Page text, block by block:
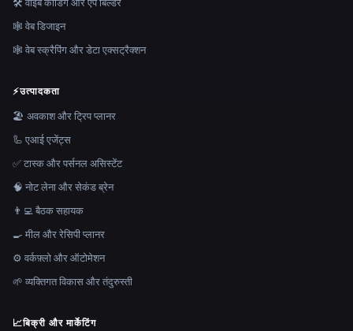
🛠️ वाइब कोडिंग और ऐप बिल्डर
🕸 वेब डिजाइन
🕸️ वेब स्क्रैपिंग और डेटा एक्सट्रैक्शन
⚡उत्पादकता
🏖 अवकाश और ट्रिप प्लानर
🦾 एआई एजेंट्स
✅ टास्क और पर्सनल असिस्टेंट
🧠 नोट लेना और सेकंड ब्रेन
👨‍💻 बैठक सहायक
🍳 मील और रेसिपी प्लानर
⚙️ वर्कफ़्लो और ऑटोमेशन
🌱 व्यक्तिगत विकास और तंदुरुस्ती
📈बिक्री और मार्केटिंग